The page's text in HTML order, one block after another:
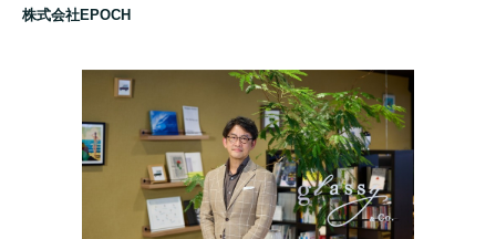
株式会社EPOCH